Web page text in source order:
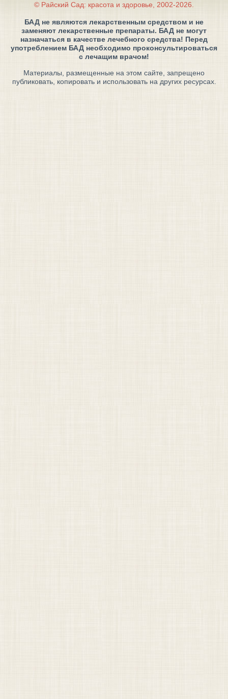
© Райский Сад: красота и здоровье, 2002-2026.
БАД не являются лекарственным средством и не
заменяют лекарственные препараты. БАД не могут
назначаться в качестве лечебного средства! Перед
употреблением БАД необходимо проконсультироваться
с лечащим врачом!
Материалы, размещенные на этом сайте, запрещено
публиковать, копировать и использовать на других ресурсах.